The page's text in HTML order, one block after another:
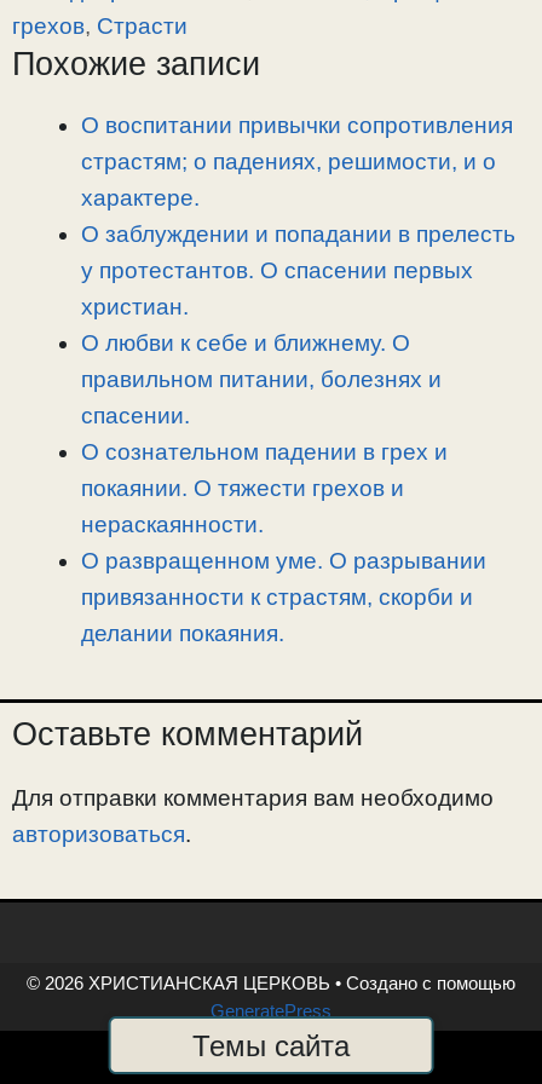
y
L
e
g
a
e
b
р
а
грехов, Страсти
Похожие записи
О воспитании привычки сопротивления
страстям; о падениях, решимости, и о
характере.
О заблуждении и попадании в прелесть
у протестантов. О спасении первых
христиан.
О любви к себе и ближнему. О
правильном питании, болезнях и
спасении.
О сознательном падении в грех и
покаянии. О тяжести грехов и
нераскаянности.
О развращенном уме. О разрывании
привязанности к страстям, скорби и
делании покаяния.
Оставьте комментарий
Для отправки комментария вам необходимо
авторизоваться.
© 2026 ХРИСТИАНСКАЯ ЦЕРКОВЬ • Создано с помощью
GeneratePress
Темы сайта